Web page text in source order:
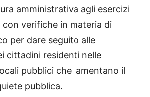
amministrativa agli esercizi
con verifiche in materia di
per dare seguito alle
cittadini residenti nelle
pubblici che lamentano il
pubblica.